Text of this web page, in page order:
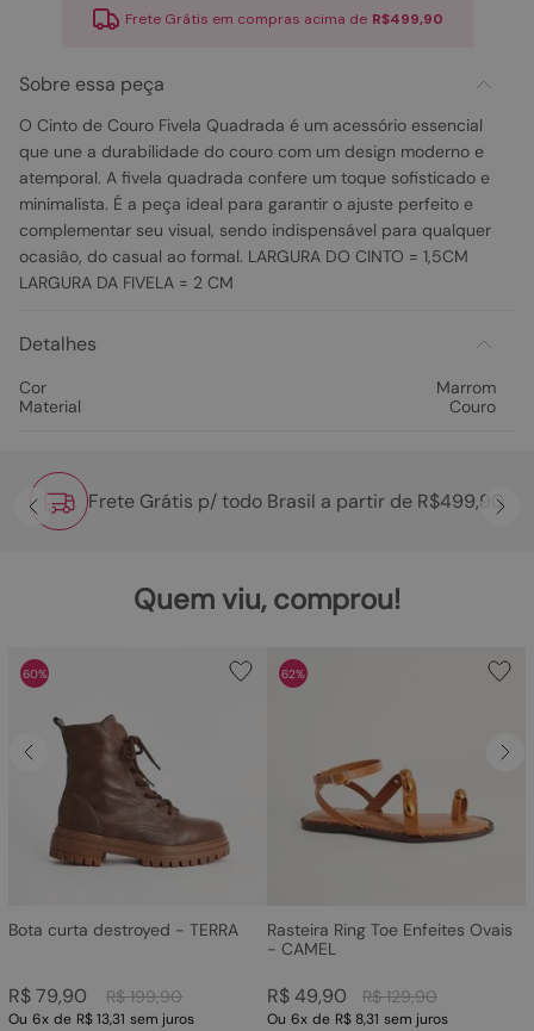
Frete Grátis em compras acima de R$499,90
Sobre essa peça
O Cinto de Couro Fivela Quadrada é um acessório essencial
que une a durabilidade do couro com um design moderno e
atemporal. A fivela quadrada confere um toque sofisticado e
minimalista. É a peça ideal para garantir o ajuste perfeito e
complementar seu visual, sendo indispensável para qualquer
ocasião, do casual ao formal. LARGURA DO CINTO = 1,5CM
LARGURA DA FIVELA = 2 CM
Detalhes
Cor
Marrom
Material
Couro
Frete Grátis p/ todo Brasil a partir de R$499,90
Quem viu, comprou!
60%
Bota curta destroyed - TERRA
R$ 199,90
R$79,90
Ou 6x de R$ 13,31 sem juros
62%
Rasteira Ring Toe Enfeites Ovais
- CAMEL
R$ 129,90
R$49,90
Ou 6x de R$ 8,31 sem juros